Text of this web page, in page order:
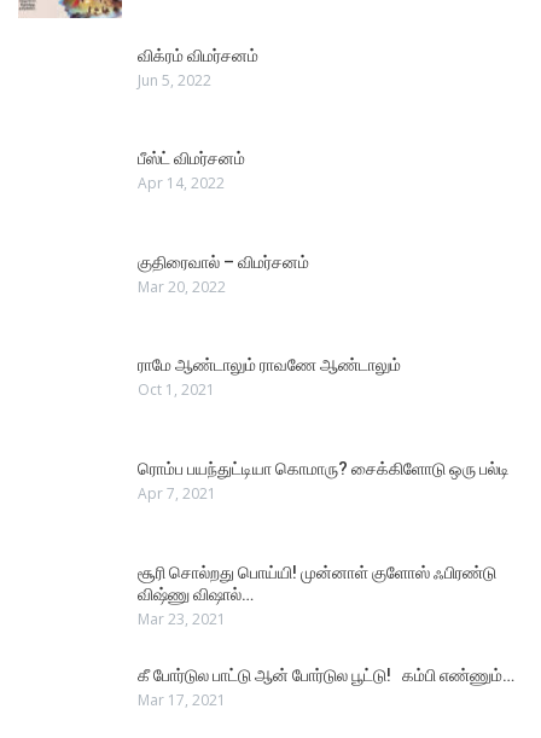
விக்ரம் விமர்சனம்
Jun 5, 2022
பீஸ்ட் விமர்சனம்
Apr 14, 2022
குதிரைவால் – விமர்சனம்
Mar 20, 2022
ராமே ஆண்டாலும் ராவணே ஆண்டாலும்
Oct 1, 2021
ரொம்ப பயந்துட்டியா கொமாரு? சைக்கிளோடு ஒரு பல்டி
Apr 7, 2021
சூரி சொல்றது பொய்யி! முன்னாள் குளோஸ் ஃபிரண்டு
விஷ்ணு விஷால்…
Mar 23, 2021
கீ போர்டுல பாட்டு ஆன் போர்டுல பூட்டு! கம்பி எண்ணும்…
Mar 17, 2021